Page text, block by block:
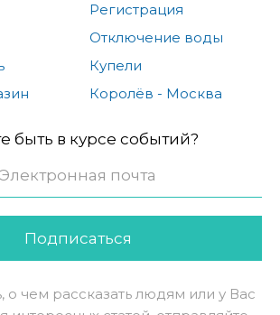
Регистрация
Отключение воды
Купели
Королёв - Москва
быть в курсе событий?
Подписаться
о чем рассказать людям или у Вас